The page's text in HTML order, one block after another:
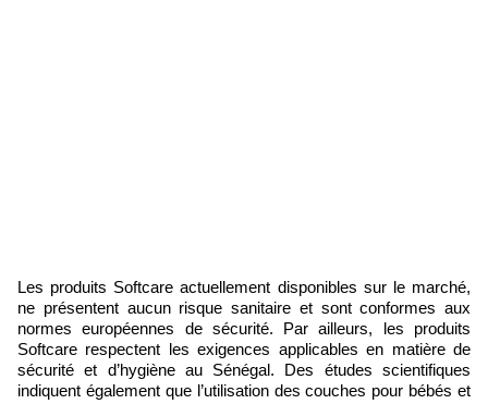
Les produits Softcare actuellement disponibles sur le marché,
ne présentent aucun risque sanitaire et sont conformes aux
normes européennes de sécurité. Par ailleurs, les produits
Softcare respectent les exigences applicables en matière de
sécurité et d’hygiène au Sénégal. Des études scientifiques
indiquent également que l’utilisation des couches pour bébés et